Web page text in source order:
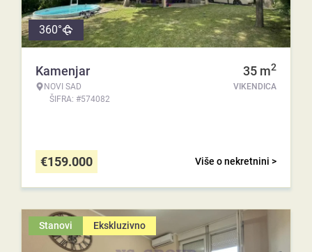
360°
Kamenjar
NOVI SAD
ŠIFRA: #574082
35 m2
VIKENDICA
Više o nekretnini >
€159.000
Stanovi Ekskluzivno